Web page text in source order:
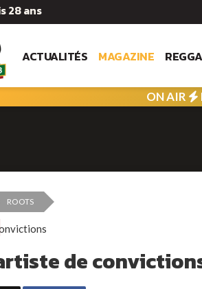
28 ans
ACTUALITÉS MAGAZINE
ON AIR
ROOTS
de